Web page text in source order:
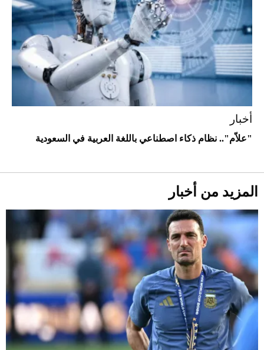
أخبار
"علاّم".. نظام ذكاء اصطناعي باللغة العربية في السعودية
المزيد من أخبار